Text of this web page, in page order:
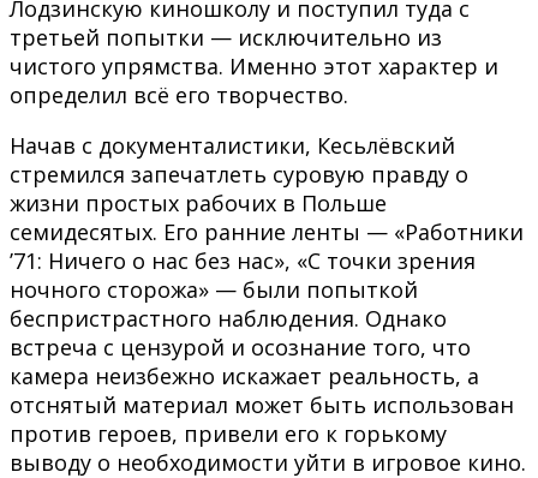
Лодзинскую киношколу и поступил туда с
третьей попытки — исключительно из
чистого упрямства. Именно этот характер и
определил всё его творчество.
Начав с документалистики, Кесьлёвский
стремился запечатлеть суровую правду о
жизни простых рабочих в Польше
семидесятых. Его ранние ленты — «Работники
’71: Ничего о нас без нас», «С точки зрения
ночного сторожа» — были попыткой
беспристрастного наблюдения. Однако
встреча с цензурой и осознание того, что
камера неизбежно искажает реальность, а
отснятый материал может быть использован
против героев, привели его к горькому
выводу о необходимости уйти в игровое кино.